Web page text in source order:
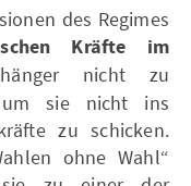
des Regimes
Kräfte im
nicht zu
um sie nicht ins
zu schicken.
ohne Wahl“